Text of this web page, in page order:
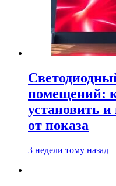
помещений:
установить
от показа
3 недели тому назад